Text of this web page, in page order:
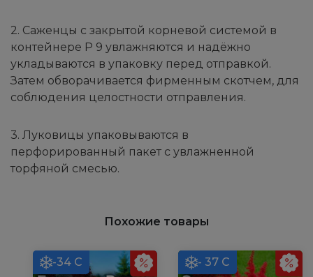
2. Саженцы с закрытой корневой системой в
контейнере Р 9 увлажняются и надёжно
укладываются в упаковку перед отправкой.
Затем обворачивается фирменным скотчем, для
соблюдения целостности отправления.
3. Луковицы упаковываются в
перфорированный пакет с увлажненной
торфяной смесью.
Похожие товары
-34 С - 37 С